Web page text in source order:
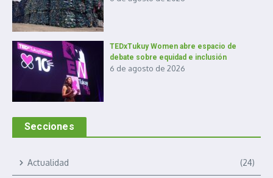
TEDxTukuy Women abre espacio de
debate sobre equidad e inclusión
6 de agosto de 2026
Secciones
Actualidad (24)